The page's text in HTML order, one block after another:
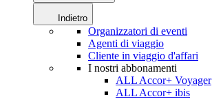
Indietro
Organizzatori di eventi
Agenti di viaggio
Cliente in viaggio d'affari
I nostri abbonamenti
ALL Accor+ Voyager
ALL Accor+ ibis